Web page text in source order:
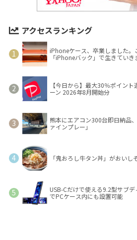
アクセスランキング
iPhoneケース、卒業しました
「iPhoneバック」で生きていき
【今日から】最大30％ポイン
ーン 2026年8月開始分
熊本にエアコン300台即日納品
ァインプレー」
「鬼おろし牛タン丼」がおい
USB-Cだけで使える9.2型サブ
でPCケース内にも設置可能